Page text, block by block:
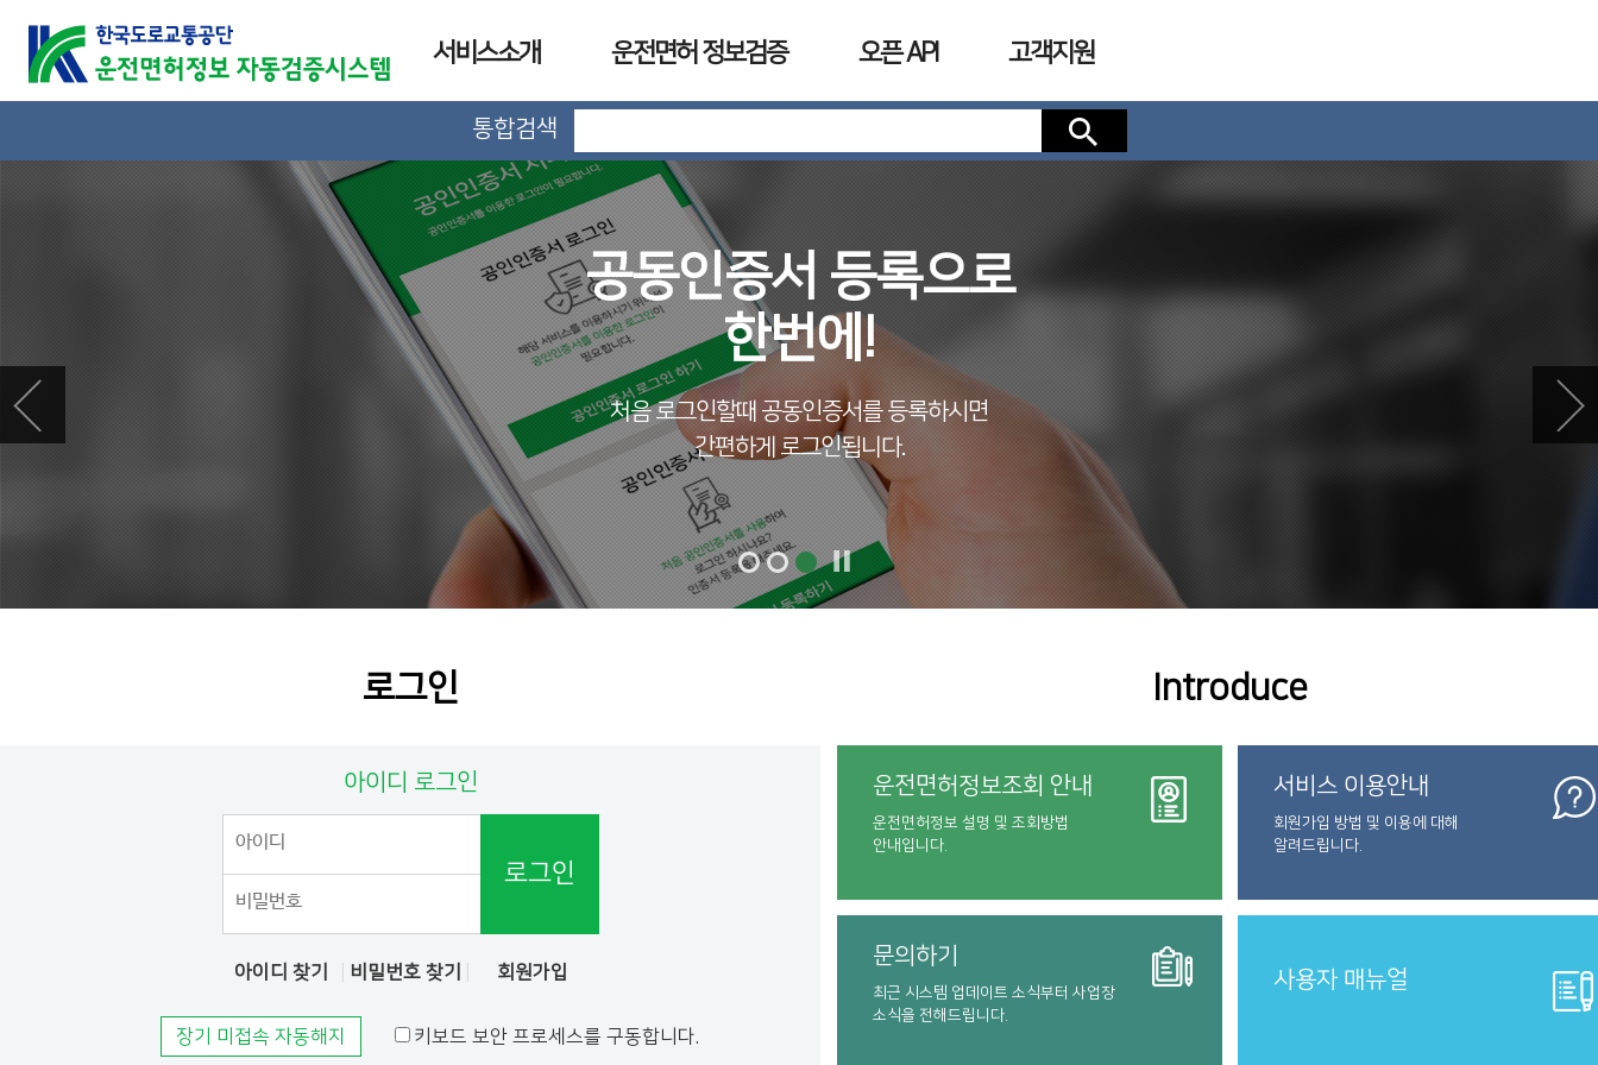
서비스소개 운전면허 정보검증 오픈 API 고객지원
통합검색 검색
공동인증서 등록으로
한번에!
처음 로그인할때 공동인증서를 등록하시면
간편하게 로그인됩니다.
로그인
아이디 로그인
로그인
아이디 찾기 비밀번호 찾기 회원가입
장기 미접속 자동해지 키보드 보안 프로세스를 구동합니다.
Introduce
운전면허정보조회 안내
운전면허정보 설명 및 조회방법
안내입니다.
서비스 이용안내
회원가입 방법 및 이용에 대해
알려드립니다.
문의하기
최근 시스템 업데이트 소식부터 사업장
소식을 전해드립니다.
사용자 매뉴얼